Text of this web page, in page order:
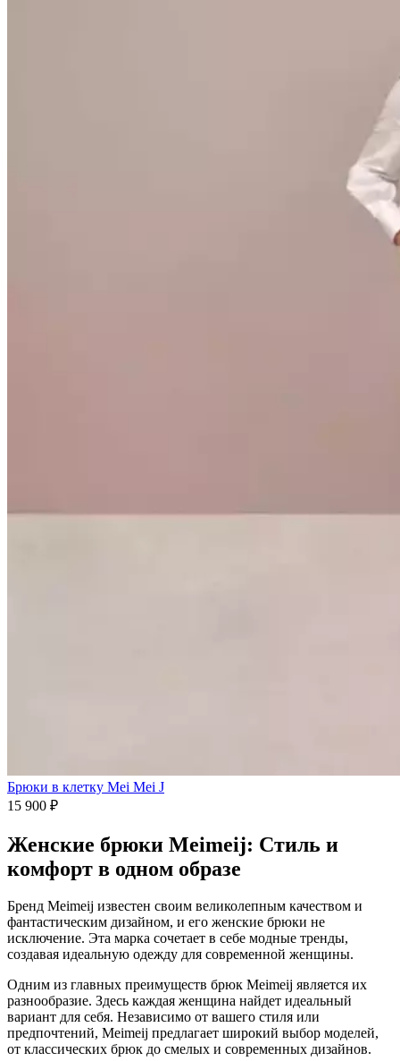
Брюки в клетку Mei Mei J
15 900 ₽
Женские брюки Meimeij: Cтиль и
комфорт в одном образе
Бренд Meimeij известен своим великолепным качеством и
фантастическим дизайном, и его женские брюки не
исключение. Эта марка сочетает в себе модные тренды,
создавая идеальную одежду для современной женщины.
Одним из главных преимуществ брюк Meimeij является их
разнообразие. Здесь каждая женщина найдет идеальный
вариант для себя. Независимо от вашего стиля или
предпочтений, Meimeij предлагает широкий выбор моделей,
от классических брюк до смелых и современных дизайнов.